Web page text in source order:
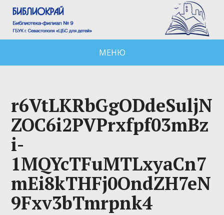
МЕНЮ
r6VtLKRbGgODdeSuljN
ZOC6i2PVPrxfpf03mBz
i-
1MQYcTFuMTLxyaCn7
mEi8kTHFj0OndZH7eN
9Fxv3bTmrpnk4